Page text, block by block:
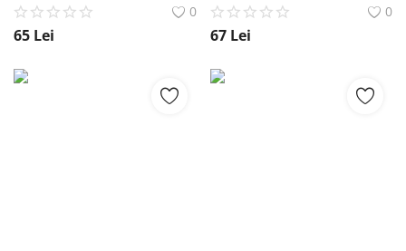
0
65 Lei
0
67 Lei